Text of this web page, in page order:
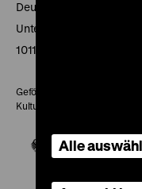
Deutsches Historisches
Unter den Linden 2
10117 Berlin
Gefördert mit Mitteln des
Kultur und Medien
Alle